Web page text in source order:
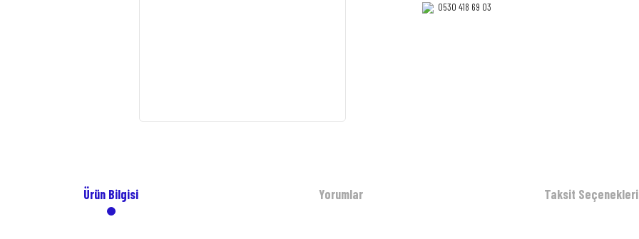
0530 418 69 03‎‎
Ürün Bilgisi Yorumlar Taksit Seçenekleri